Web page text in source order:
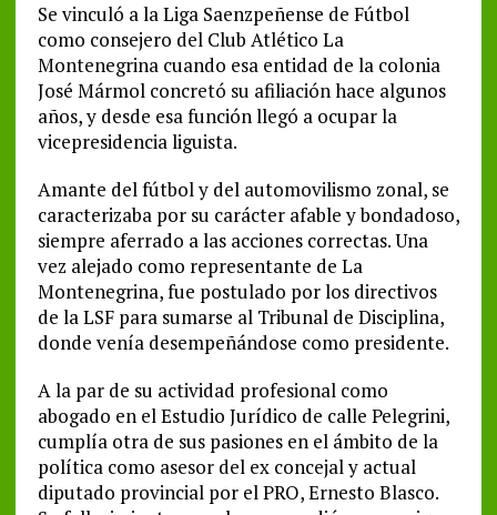
Se vinculó a la Liga Saenzpeñense de Fútbol
como consejero del Club Atlético La
Montenegrina cuando esa entidad de la colonia
José Mármol concretó su afiliación hace algunos
años, y desde esa función llegó a ocupar la
vicepresidencia liguista.
Amante del fútbol y del automovilismo zonal, se
caracterizaba por su carácter afable y bondadoso,
siempre aferrado a las acciones correctas. Una
vez alejado como representante de La
Montenegrina, fue postulado por los directivos
de la LSF para sumarse al Tribunal de Disciplina,
donde venía desempeñándose como presidente.
A la par de su actividad profesional como
abogado en el Estudio Jurídico de calle Pelegrini,
cumplía otra de sus pasiones en el ámbito de la
política como asesor del ex concejal y actual
diputado provincial por el PRO, Ernesto Blasco.